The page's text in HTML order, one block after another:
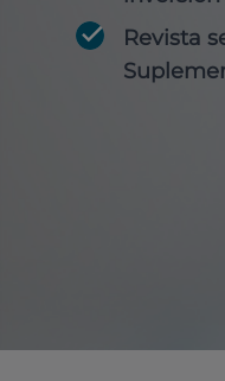
Revista